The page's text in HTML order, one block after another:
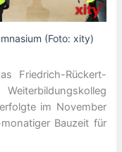
(Foto: xity)
Friedrich-Rückert-
im November
Bauzeit für